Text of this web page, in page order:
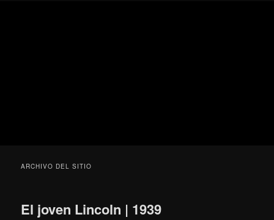
ARCHIVO DEL SITIO
El joven Lincoln | 1939